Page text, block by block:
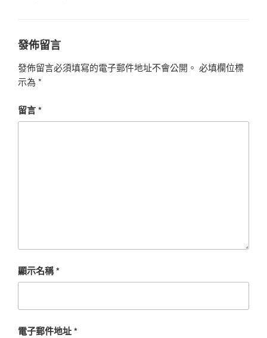
發佈留言
發佈留言必須填寫的電子郵件地址不會公開。 必填欄位標
示為 *
留言*
顯示名稱*
電子郵件地址*